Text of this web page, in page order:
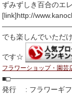
ずみずしき百合のエ
[link]http://
でも楽しんでいただ
です☆
フラワーショップ・園芸
発行 : フラワーギ